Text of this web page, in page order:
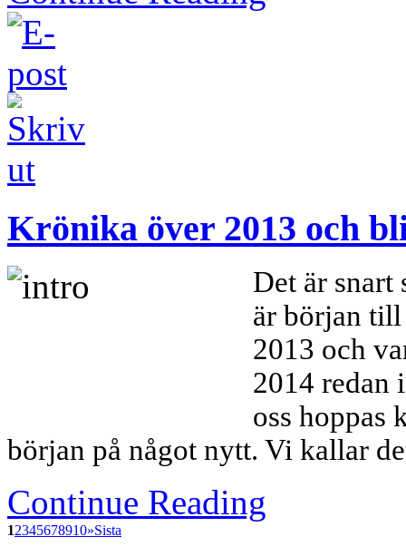
Krönika över 2013 och
Det är snart
är början till
2013 och
2014 redan
oss hoppas
början på något nytt. Vi kallar
Continue Reading
12345678910»Sista